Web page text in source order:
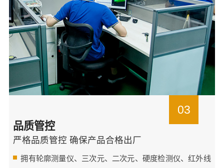
03
品质管控
严格品质管控 确保产品合格出厂
拥有轮廓测量仪、三次元、二次元、硬度检测仪、红外线